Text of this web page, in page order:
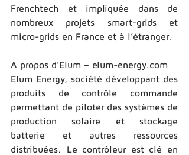
Frenchtech et impliquée dans de
nombreux projets smart-­grids et
micro-­grids en France et à l’étranger.
A propos d’Elum – elum-­energy.com
Elum Energy, société développant des
produits de contrôle commande
permettant de piloter des systèmes de
production solaire et stockage
batterie et autres ressources
distribuées. Le contrôleur est clé en